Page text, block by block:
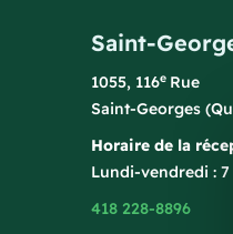
Saint-
1055, 116e Rue
Saint-Georges
Horaire de la
Lundi-vendredi : 7
418 228-8896